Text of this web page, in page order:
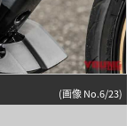
(画像 No.6/23)